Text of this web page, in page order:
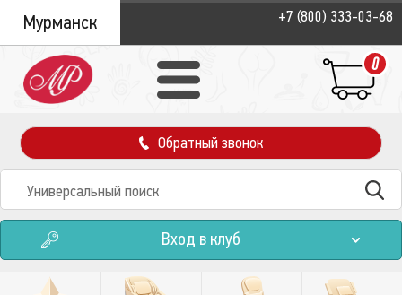
Мурманск +7 (800) 333-03-68
0
Обратный звонок
Вход в клуб